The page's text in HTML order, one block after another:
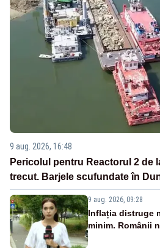
9 aug. 2026, 16:48
Pericolul pentru Reactorul 2 de
trecut. Barjele scufundate în
9 aug. 2026, 09:28
Inflația distruge
minim. Românii